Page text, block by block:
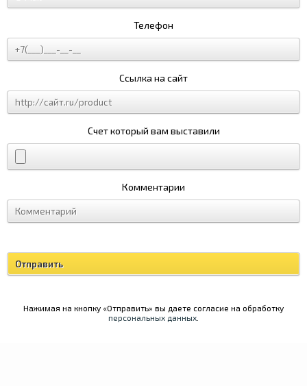
Телефон
Ссылка на сайт
Счет который вам выставили
Комментарии
Нажимая на кнопку «Отправить» вы даете согласие на обработку
персональных данных